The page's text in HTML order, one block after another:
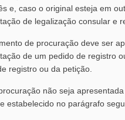
e, caso o original esteja em
de legalização consular e
de procuração deve ser
de um pedido de registro
registro ou da petição.
não seja
estabelecido no parágrafo